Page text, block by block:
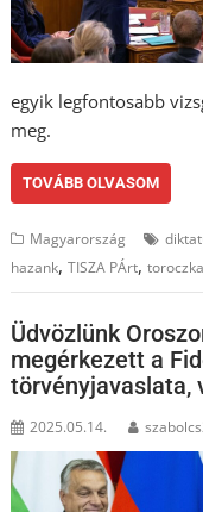
egyik legfontosabb
meg.
TOVÁBB OLVASOM
Magyarország
hazank,TISZA PÁrt,
Üdvözlünk
megérkezett a
törvényjavaslata,
2025.05.14.